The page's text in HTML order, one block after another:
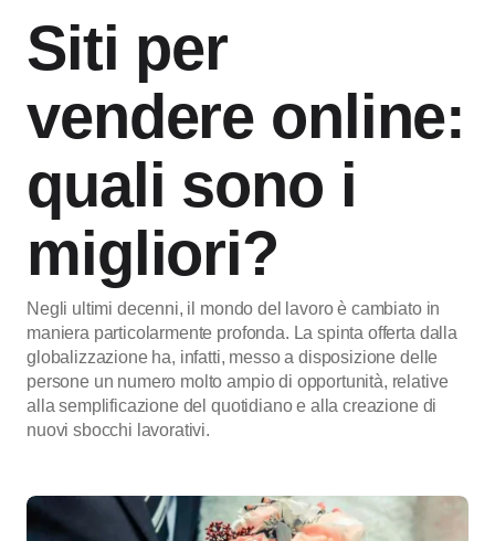
Siti per
vendere online:
quali sono i
migliori?
Negli ultimi decenni, il mondo del lavoro è cambiato in
maniera particolarmente profonda. La spinta offerta dalla
globalizzazione ha, infatti, messo a disposizione delle
persone un numero molto ampio di opportunità, relative
alla semplificazione del quotidiano e alla creazione di
nuovi sbocchi lavorativi.